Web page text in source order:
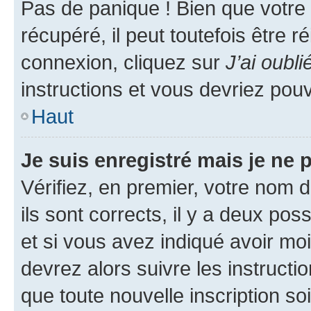
Pas de panique ! Bien que
récupéré, il peut toutefois être
connexion, cliquez sur J’ai
instructions et vous devriez
Haut
Je suis enregistré mais je ne
Vérifiez, en premier, votre nom
ils sont corrects, il y a deux
et si vous avez indiqué avoir
devrez alors suivre les
que toute nouvelle inscription